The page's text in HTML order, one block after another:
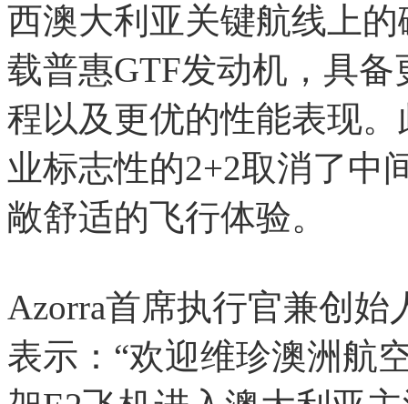
西澳大利亚关键航线上
载普惠GTF发动机，具
程以及更优的性能表现
业标志性的2+2取消了中
敞舒适的飞行体验。
Azorra首席执行官兼创始
表示：“欢迎维珍澳洲航